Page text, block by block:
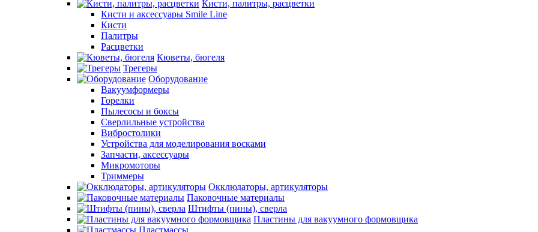
Кисти, палитры, расцветки
Кисти и аксессуары Smile Line
Кисти
Палитры
Расцветки
Кюветы, бюгеля
Трегеры
Оборудование
Вакуумформеры
Горелки
Пылесосы и боксы
Сверлильные устройства
Вибростолики
Устройства для моделирования восками
Запчасти, аксессуары
Микромоторы
Триммеры
Окклюдаторы, артикуляторы
Паковочные материалы
Штифты (пины), сверла
Пластины для вакуумного формовщика
Пластмассы